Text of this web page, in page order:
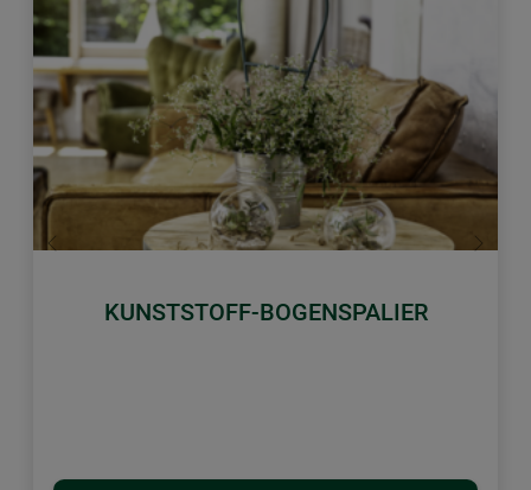
KUNSTSTOFF-BOGENSPALIER
Zurück Weiter